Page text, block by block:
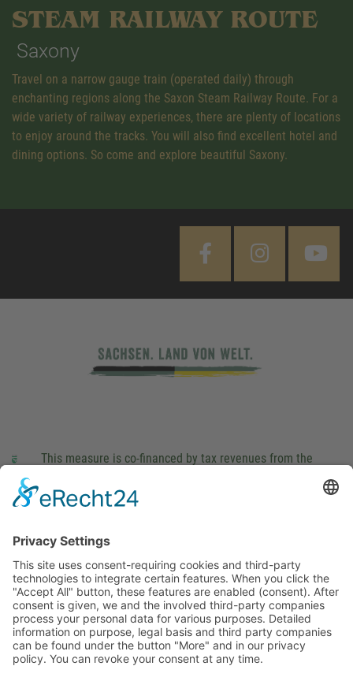
STEAM RAILWAY ROUTE
Saxony
Travel on a narrow gauge train (operated daily) through
enchanting regions along the Saxon Steam Railway Route. For a
wide variety of railway experiences, there are plenty of locations
to enjoy around the tracks. You will also find excellent hotel and
dining options. So come and explore beautiful Saxony.
This measure is co-financed by tax revenues from the
Landtag (parliament).
This site uses consent-requiring cookies and third-party
technologies to integrate certain features. When you click the
"Accept All" button, these features are enabled (consent).
After consent is given, we and the involved third-party
companies process your personal data for various purposes.